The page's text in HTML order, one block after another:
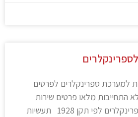
למערכת ספרינקלרים לפרטים
התחייבות מלאו פרטים שירות
ותחזוקה למערכת ספרינקלרים לפי תקן 1928 תעשיות